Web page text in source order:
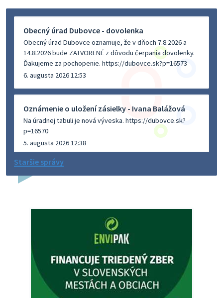
Obecný úrad Dubovce - dovolenka
Obecný úrad Dubovce oznamuje, že v dňoch 7.8.2026 a
14.8.2026 bude ZATVORENÉ z dôvodu čerpania dovolenky.
Ďakujeme za pochopenie. https://dubovce.sk?p=16573
6. augusta 2026 12:53
Oznámenie o uložení zásielky - Ivana Balážová
Na úradnej tabuli je nová výveska. https://dubovce.sk?
p=16570
5. augusta 2026 12:38
Dovolenka - MUDr. Marián Sivoň
budeZATVORENÁ z dôvodu čerpania dovolenky. Akútne
prípady bude riešiť MUDr.Fisch…
Zajtrajší zvoz odpadu
Vážený občan, zajtra 5. 8. sa bude zvážať komunálny odpad.
4. augusta 2026 15:30
Staršie správy